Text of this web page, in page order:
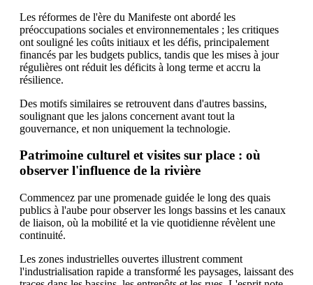
Les réformes de l'ère du Manifeste ont abordé les
préoccupations sociales et environnementales ; les critiques
ont souligné les coûts initiaux et les défis, principalement
financés par les budgets publics, tandis que les mises à jour
régulières ont réduit les déficits à long terme et accru la
résilience.
Des motifs similaires se retrouvent dans d'autres bassins,
soulignant que les jalons concernent avant tout la
gouvernance, et non uniquement la technologie.
Patrimoine culturel et visites sur place : où
observer l'influence de la rivière
Commencez par une promenade guidée le long des quais
publics à l'aube pour observer les longs bassins et les canaux
de liaison, où la mobilité et la vie quotidienne révèlent une
continuité.
Les zones industrielles ouvertes illustrent comment
l'industrialisation rapide a transformé les paysages, laissant des